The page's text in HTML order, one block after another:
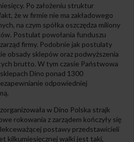
Po założeniu struktur
że w firmie nie ma zakładowego
na czym spółka oszczędza miliony
Postulat powołania funduszu
firmy. Podobnie jak postulaty
obsady sklepów oraz podwyższenia
brutto. W tym czasie Państwowa
Dino ponad 1300
odpowiedniej
w Dino Polska strajk
rokowania z zarządem kończyły się
postawy przedstawicieli
kilkumiesięcznej walki jest taki,